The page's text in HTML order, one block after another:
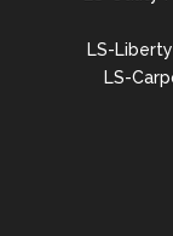
LS-
LS-